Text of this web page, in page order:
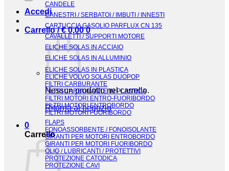
Accedi
Carrello /€0,00 0
Nessun prodotto nel carrello.
Ritorna al negozio
0
Carrello
CANDELE
CANESTRI / SERBATOI / IMBUTI / INNESTI
CARTUCCIA GASOLIO PARFLUX CN 135
CAVALLETTI / SUPPORTI MOTORE
ELICHE SOLAS IN ACCIAIO
ELICHE SOLAS IN ALLUMINIO
ELICHE SOLAS IN PLASTICA
ELICHE VOLVO SOLAS DUOPOP
FILTRI CARBURANTE
FILTRI CARBURANTE IN PLASTICA
FILTRI MOTORI ENTRO-FUORIBORDO
FILTRI MOTORI ENTROBORDO
FILTRI MOTORI FUORIBORDO
FLAPS
FONOASSORBENTE / FONOISOLANTE
GIRANTI PER MOTORI ENTROBORDO
GIRANTI PER MOTORI FUORIBORDO
OLIO / LUBRICANTI / PROTETTIVI
PROTEZIONE CATODICA
PROTEZIONE CAVI